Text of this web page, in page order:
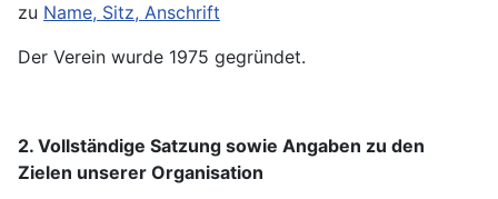
zu Name, Sitz, Anschrift
Der Verein wurde 1975 gegründet.
2. Vollständige Satzung sowie Angaben zu den
Zielen unserer Organisation